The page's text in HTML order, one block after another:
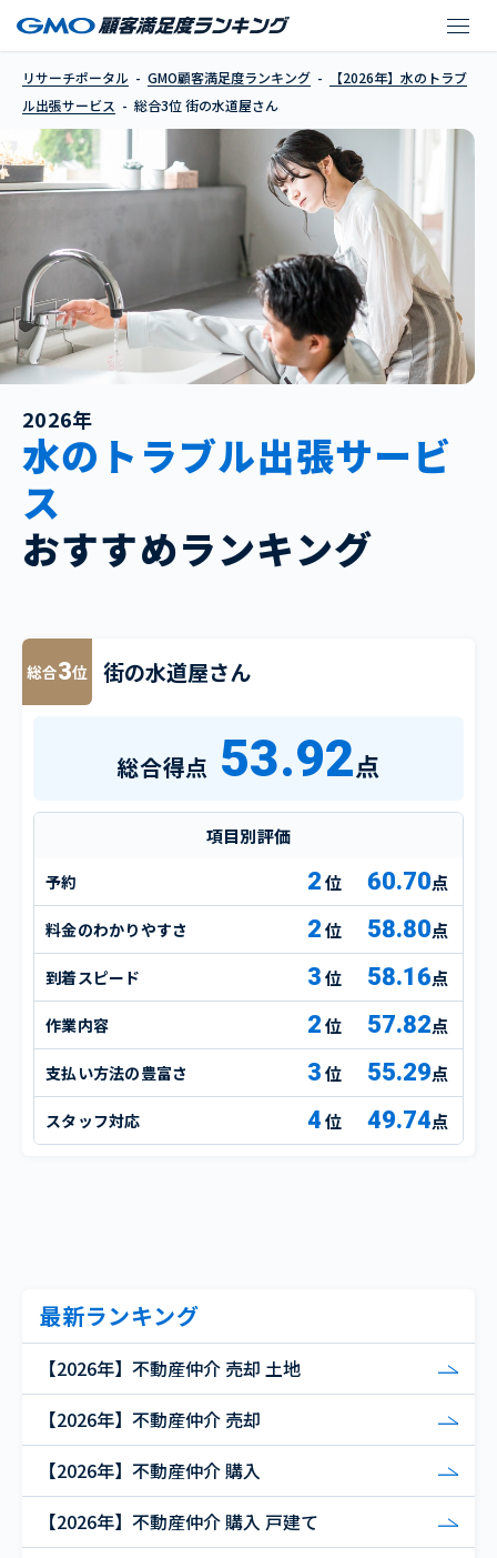
リサーチポータル GMO顧客満足度ランキング
【2026年】水のトラブ
ル出張サービス
総合3位 街の水道屋さん
2026年
水のトラブル出張サービ
ス
おすすめランキング
総合3位 街の水道屋さん
総合得点 53.92点
項目別評価
予約 2 60.70点
料金のわかりやすさ 2 58.80点
到着スピード 3 58.16点
作業内容 2 57.82点
支払い方法の豊富さ 3 55.29点
スタッフ対応 4 49.74点
最新ランキング
【2026年】不動産仲介 売却 土地
【2026年】不動産仲介 売却
【2026年】不動産仲介 購入
【2026年】不動産仲介 購入 戸建て